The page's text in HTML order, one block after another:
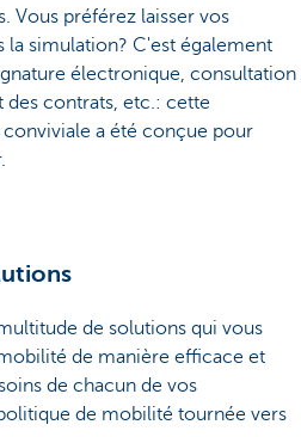
Vous préférez laisser vos
simulation? C'est également
électronique, consultation
des contrats, etc.: cette
a été conçue pour
de solutions qui vous
de manière efficace et
de chacun de vos
de mobilité tournée vers